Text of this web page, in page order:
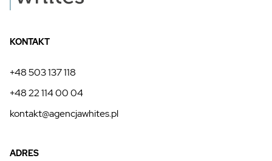
KONTAKT
+48 503 137 118
+48 22 114 00 04
kontakt@agencjawhites.pl
ADRES